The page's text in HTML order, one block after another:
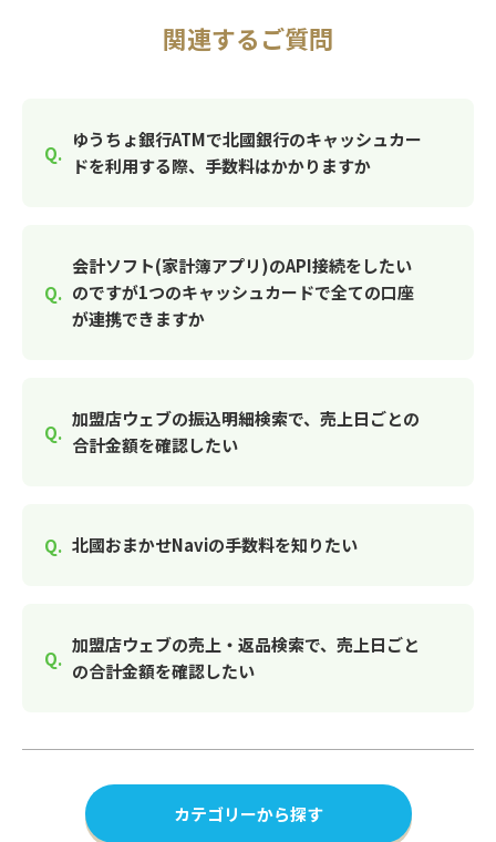
関連するご質問
ゆうちょ銀行ATMで北國銀行のキャッシュカー
ドを利用する際、手数料はかかりますか
会計ソフト(家計簿アプリ)のAPI接続をしたい
のですが1つのキャッシュカードで全ての口座
が連携できますか
加盟店ウェブの振込明細検索で、売上日ごとの
合計金額を確認したい
北國おまかせNaviの手数料を知りたい
加盟店ウェブの売上・返品検索で、売上日ごと
の合計金額を確認したい
カテゴリーから探す